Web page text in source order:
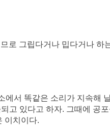
로 그립다거나 밉다거나 하
서 똑같은 소리가 지속해
고 있다고 하자. 그때에 공
이치이다.